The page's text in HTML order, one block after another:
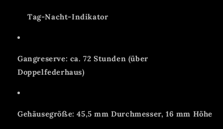
Tag-Nacht-Indikator
Gangreserve: ca. 72 Stunden (über
Doppelfederhaus)
Gehäusegröße: 45,5 mm Durchmesser, 16 mm Höhe